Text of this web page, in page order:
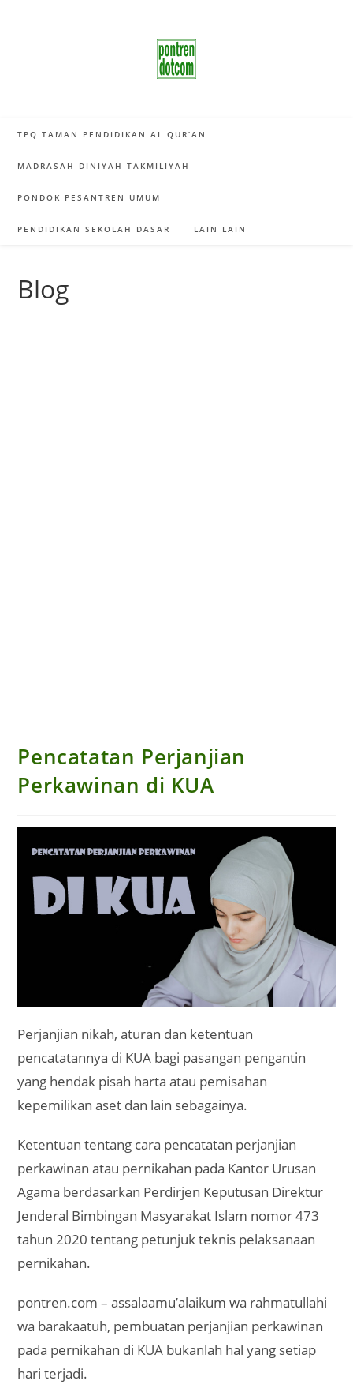
TPQ TAMAN PENDIDIKAN AL QUR’AN
MADRASAH DINIYAH TAKMILIYAH
PONDOK PESANTREN UMUM
PENDIDIKAN SEKOLAH DASAR LAIN LAIN
Blog
Pencatatan Perjanjian
Perkawinan di KUA
Perjanjian nikah, aturan dan ketentuan
pencatatannya di KUA bagi pasangan pengantin
yang hendak pisah harta atau pemisahan
kepemilikan aset dan lain sebagainya.
Ketentuan tentang cara pencatatan perjanjian
perkawinan atau pernikahan pada Kantor Urusan
Agama berdasarkan Perdirjen Keputusan Direktur
Jenderal Bimbingan Masyarakat Islam nomor 473
tahun 2020 tentang petunjuk teknis pelaksanaan
pernikahan.
pontren.com – assalaamu’alaikum wa rahmatullahi
wa barakaatuh, pembuatan perjanjian perkawinan
pada pernikahan di KUA bukanlah hal yang setiap
hari terjadi.